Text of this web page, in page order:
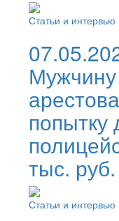
Статьи и интервью
попытку
тыс. руб.
Статьи и интервью